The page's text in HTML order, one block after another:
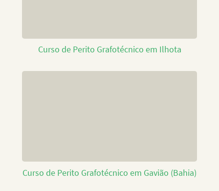
Curso de Perito Grafotécnico em Ilhota
Curso de Perito Grafotécnico em Gavião (Bahia)